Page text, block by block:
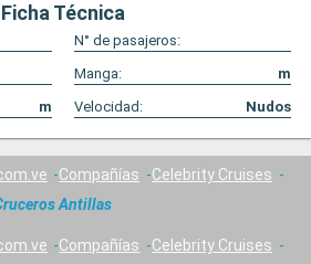
Ficha Técnica
N° de pasajeros:
Manga:
m
m Velocidad: Nudos
Compañías
Celebrity Cruises
Antillas
Compañías
Celebrity Cruises